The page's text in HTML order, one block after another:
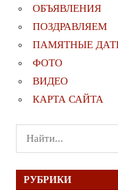
ОБЪЯВЛЕНИЯ
ПОЗДРАВЛЯЕМ
ПАМЯТНЫЕ
ФОТО
ВИДЕО
КАРТА САЙТА
Поиск
для:
РУБРИКИ